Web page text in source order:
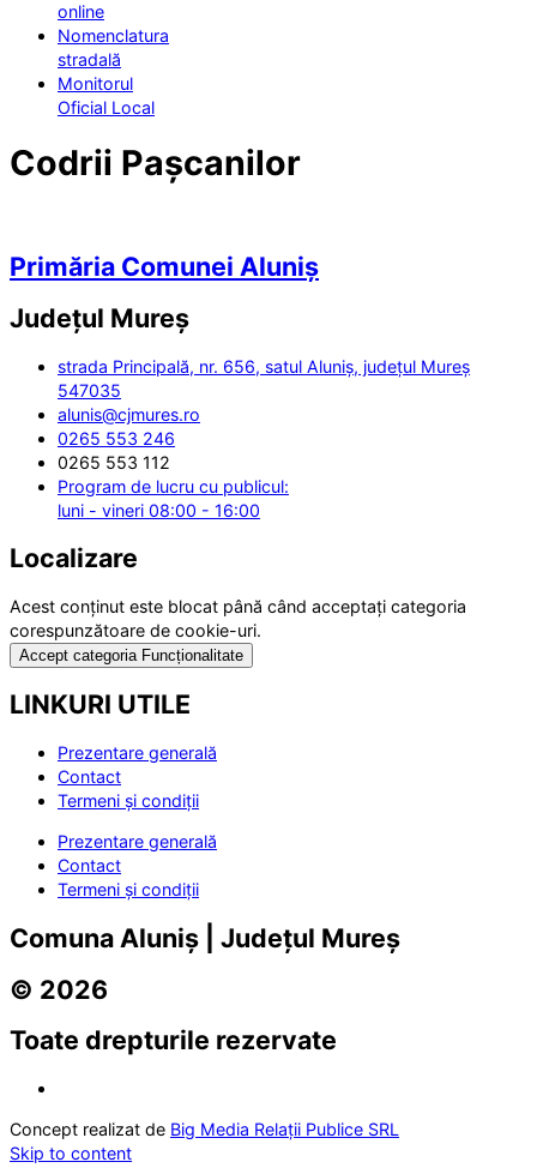
online
Nomenclatura
stradală
Monitorul
Oficial Local
Codrii Pașcanilor
Primăria Comunei Aluniș
Județul Mureș
strada Principală, nr. 656, satul Aluniș, județul Mureș
547035
alunis@cjmures.ro
0265 553 246
0265 553 112
Program de lucru cu publicul:
luni - vineri 08:00 - 16:00
Localizare
Acest conținut este blocat până când acceptați categoria
corespunzătoare de cookie-uri.
Accept categoria Funcționalitate
LINKURI UTILE
Prezentare generală
Contact
Termeni și condiții
Prezentare generală
Contact
Termeni și condiții
Comuna Aluniș | Județul Mureș
© 2026
Toate drepturile rezervate
Concept realizat de Big Media Relații Publice SRL
Skip to content